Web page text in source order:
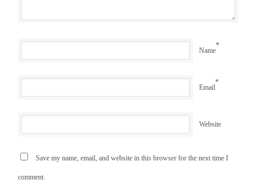
Name
*
Email
*
Website
Save my name, email, and website in this browser for the next time I
comment.